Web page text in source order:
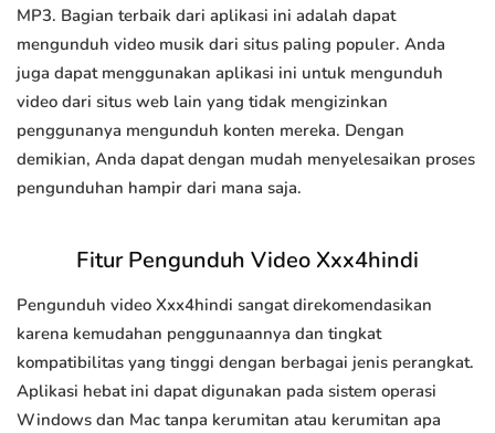
MP3. Bagian terbaik dari aplikasi ini adalah dapat
mengunduh video musik dari situs paling populer. Anda
juga dapat menggunakan aplikasi ini untuk mengunduh
video dari situs web lain yang tidak mengizinkan
penggunanya mengunduh konten mereka. Dengan
demikian, Anda dapat dengan mudah menyelesaikan proses
pengunduhan hampir dari mana saja.
Fitur Pengunduh Video Xxx4hindi
Pengunduh video Xxx4hindi sangat direkomendasikan
karena kemudahan penggunaannya dan tingkat
kompatibilitas yang tinggi dengan berbagai jenis perangkat.
Aplikasi hebat ini dapat digunakan pada sistem operasi
Windows dan Mac tanpa kerumitan atau kerumitan apa